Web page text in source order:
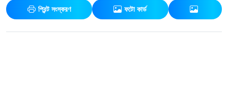
প্রিন্ট সংস্করণ ফটো কার্ড